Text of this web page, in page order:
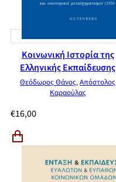
Κοινωνική Ιστορία της
Ελληνικής Εκπαίδευσης
Θεόδωρος Θάνος,Απόστολος
Καραούλας
€16,00